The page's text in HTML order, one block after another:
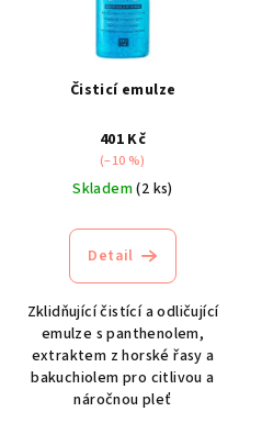
Čisticí emulze
401 Kč
(–10 %)
Skladem(2 ks)
Detail
Zklidňující čistící a odličující
emulze s panthenolem,
extraktem z horské řasy a
bakuchiolem pro citlivou a
náročnou pleť